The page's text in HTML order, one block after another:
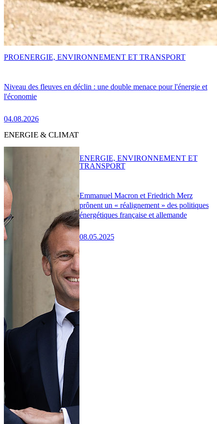
Niveau des fleuves en déclin : une double menace pour l'énergie et
l'économie
04.08.2026
PROENERGIE, ENVIRONNEMENT ET TRANSPORT
ENERGIE & CLIMAT
Emmanuel Macron et Friedrich Merz
prônent un « réalignement » des politiques
énergétiques française et allemande
08.05.2025
ENERGIE, ENVIRONNEMENT ET
TRANSPORT